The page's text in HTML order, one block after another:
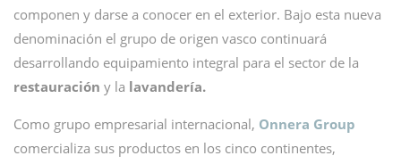
componen y darse a conocer en el exterior. Bajo esta nueva
denominación el grupo de origen vasco continuará
desarrollando equipamiento integral para el sector de la
restauración y la lavandería.
Como grupo empresarial internacional, Onnera Group
comercializa sus productos en los cinco continentes,